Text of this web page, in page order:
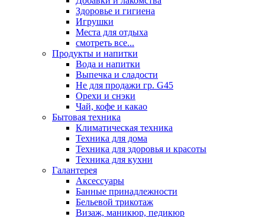
Здоровье и гигиена
Игрушки
Места для отдыха
смотреть все...
Продукты и напитки
Вода и напитки
Выпечка и сладости
Не для продажи гр. G45
Орехи и снэки
Чай, кофе и какао
Бытовая техника
Климатическая техника
Техника для дома
Техника для здоровья и красоты
Техника для кухни
Галантерея
Аксессуары
Банные принадлежности
Бельевой трикотаж
Визаж, маникюр, педикюр